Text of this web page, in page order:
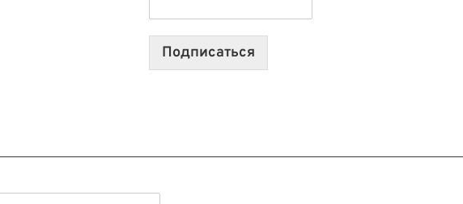
2026:
10
Подписаться